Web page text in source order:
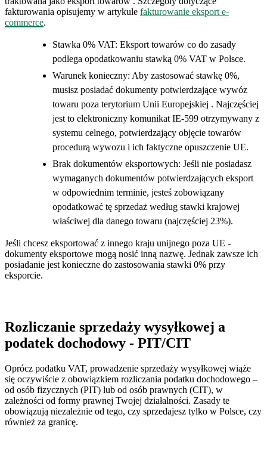
fakturowania opisujemy w artykule fakturowanie eksport e-
commerce.
Stawka 0% VAT: Eksport towarów co do zasady
podlega opodatkowaniu stawką 0% VAT w Polsce.
Warunek konieczny: Aby zastosować stawkę 0%,
musisz posiadać dokumenty potwierdzające wywóz
towaru poza terytorium Unii Europejskiej . Najczęściej
jest to elektroniczny komunikat IE-599 otrzymywany z
systemu celnego, potwierdzający objęcie towarów
procedurą wywozu i ich faktyczne opuszczenie UE.
Brak dokumentów eksportowych: Jeśli nie posiadasz
wymaganych dokumentów potwierdzających eksport
w odpowiednim terminie, jesteś zobowiązany
opodatkować tę sprzedaż według stawki krajowej
właściwej dla danego towaru (najczęściej 23%).
Jeśli chcesz eksportować z innego kraju unijnego poza UE -
dokumenty eksportowe mogą nosić inną nazwę. Jednak zawsze ich
posiadanie jest konieczne do zastosowania stawki 0% przy
eksporcie.
Rozliczanie sprzedaży wysyłkowej a
podatek dochodowy - PIT/CIT
Oprócz podatku VAT, prowadzenie sprzedaży wysyłkowej wiąże
się oczywiście z obowiązkiem rozliczania podatku dochodowego –
od osób fizycznych (PIT) lub od osób prawnych (CIT), w
zależności od formy prawnej Twojej działalności. Zasady te
obowiązują niezależnie od tego, czy sprzedajesz tylko w Polsce, czy
również za granicę.